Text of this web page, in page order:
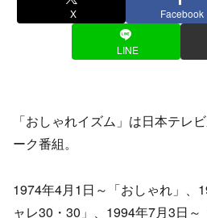
X Facebook
LINE
「おしゃれイズム」は日本テレ
ーク番組。
1974年4月1日～「おしゃれ」、
ャレ30・30」、1994年7月3日